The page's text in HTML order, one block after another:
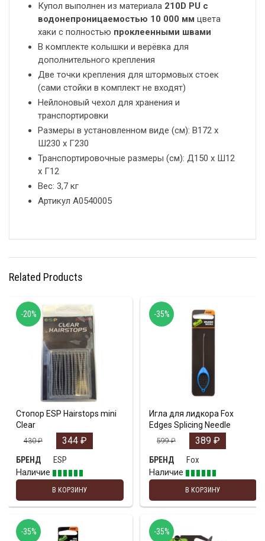
Купол выполнен из материала 210D PU с
водонепроницаемостью 10 000 мм цвета
хаки с полностью проклеенными швами
В комплекте колышки и верёвка для
дополнительного крепления
Две точки крепления для штормовых стоек
(сами стойки в комплект не входят)
Нейлоновый чехол для хранения и
транспортировки
Размеры в установленном виде (см): В172 х
Ш230 х Г230
Транспортировочные размеры (см): Д150 х Ш12
х Г12
Вес: 3,7 кг
Артикул A0540005
Related Products
Стопор ESP Hairstops mini
Clear
430₽ 344 ₽
БРЕНД
ESP
Наличие
В КОРЗИНУ
-20%
Игла для лидкора Fox
Edges Splicing Needle
599₽ 389 ₽
БРЕНД
Fox
Наличие
В КОРЗИНУ
-35%
-35% -35%